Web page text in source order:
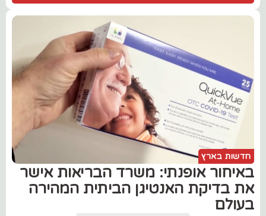
חדשות בארץ
באיחור אופנתי: משרד הבריאות אישר
את בדיקת האנטיגן הביתית המהירה
בעולם